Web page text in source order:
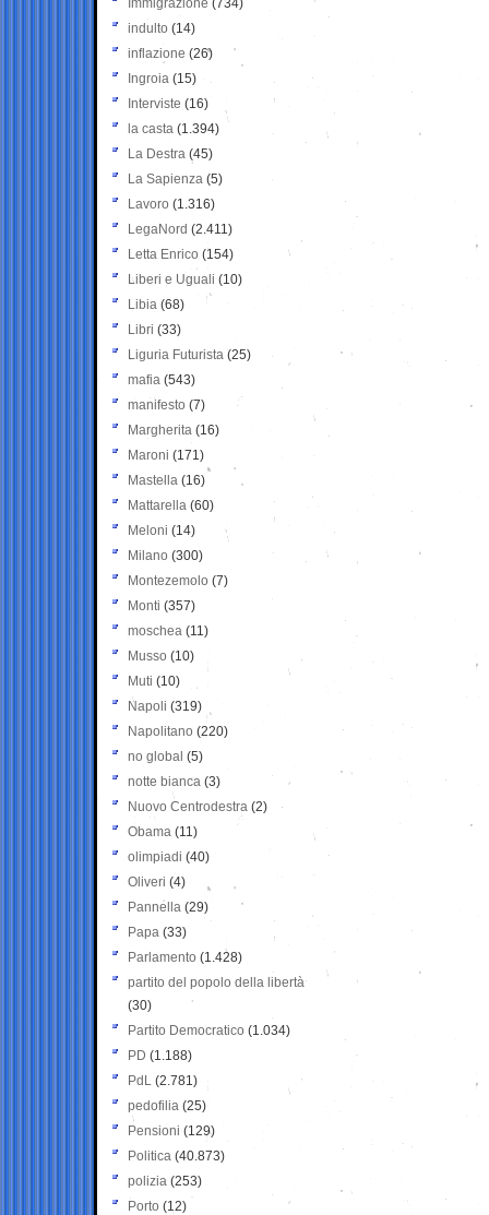
Immigrazione (734)
indulto (14)
inflazione (26)
Ingroia (15)
Interviste (16)
la casta (1.394)
La Destra (45)
La Sapienza (5)
Lavoro (1.316)
LegaNord (2.411)
Letta Enrico (154)
Liberi e Uguali (10)
Libia (68)
Libri (33)
Liguria Futurista (25)
mafia (543)
manifesto (7)
Margherita (16)
Maroni (171)
Mastella (16)
Mattarella (60)
Meloni (14)
Milano (300)
Montezemolo (7)
Monti (357)
moschea (11)
Musso (10)
Muti (10)
Napoli (319)
Napolitano (220)
no global (5)
notte bianca (3)
Nuovo Centrodestra (2)
Obama (11)
olimpiadi (40)
Oliveri (4)
Pannella (29)
Papa (33)
Parlamento (1.428)
partito del popolo della libertà
(30)
Partito Democratico (1.034)
PD (1.188)
PdL (2.781)
pedofilia (25)
Pensioni (129)
Politica (40.873)
polizia (253)
Porto (12)